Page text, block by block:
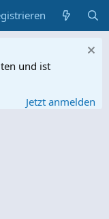
und ist
Jetzt anmelden